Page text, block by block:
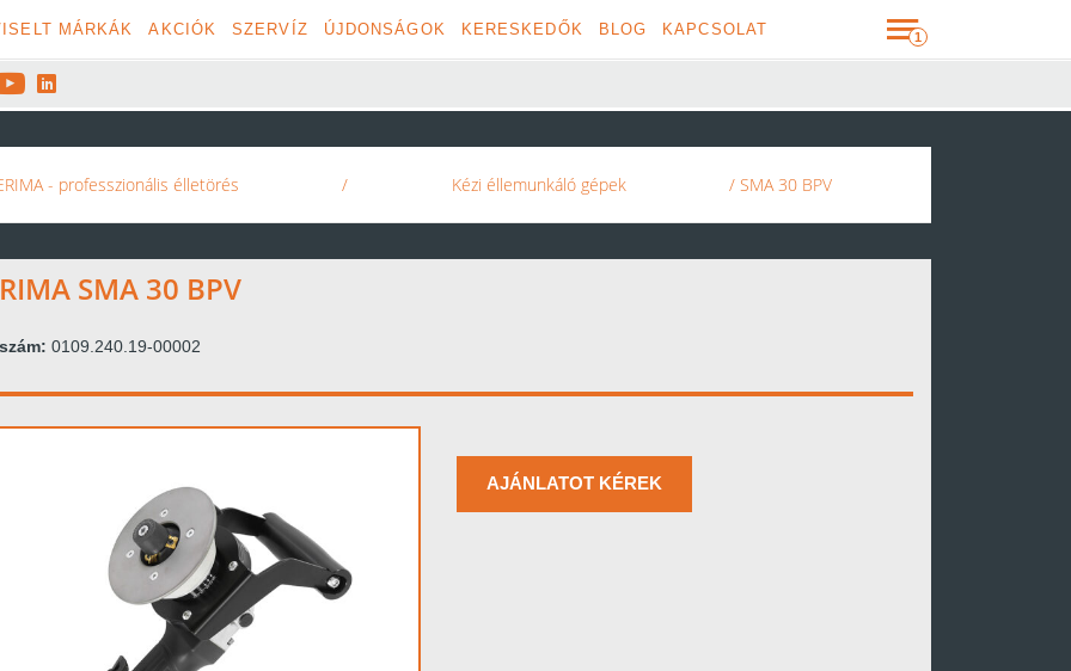
MÁRKÁK AKCIÓK SZERVÍZ ÚJDONSÁGOK KERESKEDŐK BLOG KAPCSOLAT

- professzionális élletörés / Kézi éllemunkáló gépek / SMA 30 BPV
SMA 30 BPV
0109.240.19-00002
AJÁNLATOT KÉREK